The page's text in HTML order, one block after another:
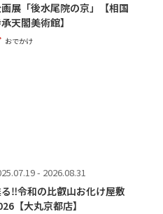
展「後水尾院の京」【相国
天閣美術館】
おでかけ
- 2026.08.31
‼令和の比叡山お化け屋敷
【大丸京都店】